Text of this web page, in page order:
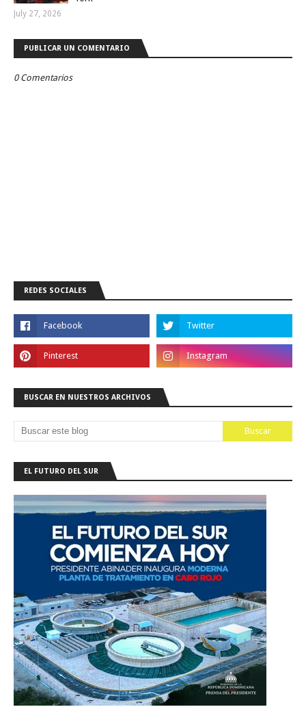
July 27, 2026
PUBLICAR UN COMENTARIO
0 Comentarios
REDES SOCIALES
BUSCAR EN NUESTROS ARCHIVOS
EL FUTURO DEL SUR